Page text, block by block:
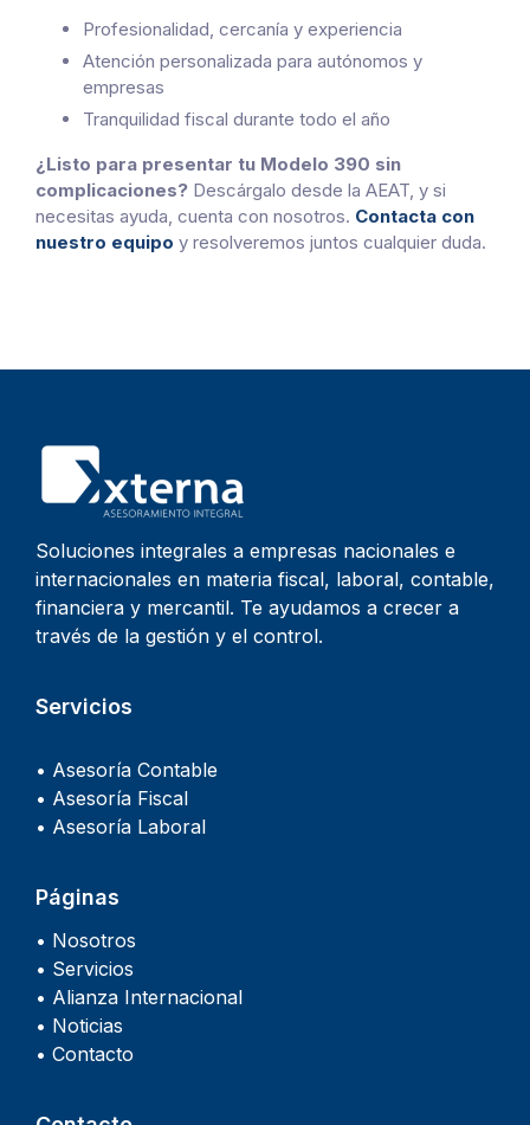
Profesionalidad, cercanía y experiencia
Atención personalizada para autónomos y
empresas
Tranquilidad fiscal durante todo el año
¿Listo para presentar tu Modelo 390 sin
complicaciones? Descárgalo desde la AEAT, y si
necesitas ayuda, cuenta con nosotros. Contacta con
nuestro equipo y resolveremos juntos cualquier duda.
Soluciones integrales a empresas nacionales e
internacionales en materia fiscal, laboral, contable,
financiera y mercantil. Te ayudamos a crecer a
través de la gestión y el control.
Servicios
• Asesoría Contable
• Asesoría Fiscal
• Asesoría Laboral
Páginas
• Nosotros
• Servicios
• Alianza Internacional
• Noticias
• Contacto